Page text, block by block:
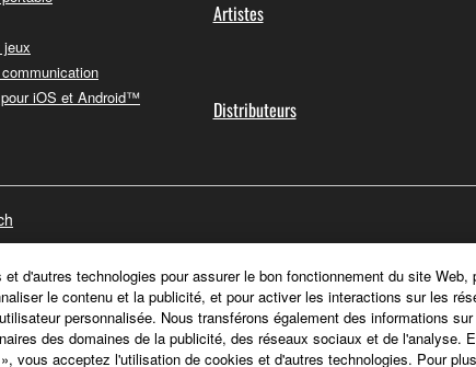
iOS et Android™
Artistes
Distributeurs
d'autres technologies pour assurer le bon fonctionnement du site Web,
le contenu et la publicité, et pour activer les interactions sur les
personnalisée. Nous transférons également des informations
des domaines de la publicité, des réseaux sociaux et de l'analyse.
vous acceptez l'utilisation de cookies et d'autres technologies. Pour